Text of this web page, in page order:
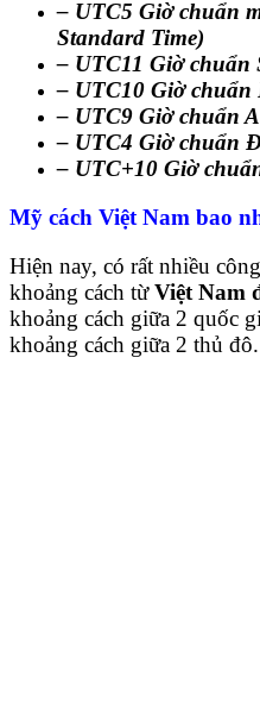
– UTC5 Giờ chuẩn
Standard Time)
– UTC11 Giờ chuẩn
– UTC10 Giờ chuẩn
– UTC9 Giờ chuẩn
– UTC4 Giờ chuẩn
– UTC+10 Giờ
Mỹ cách Việt Nam bao
Hiện nay, có rất nhiều
khoảng cách từViệt Nam
khoảng cách giữa 2 quốc
khoảng cách giữa 2 thủ đô.